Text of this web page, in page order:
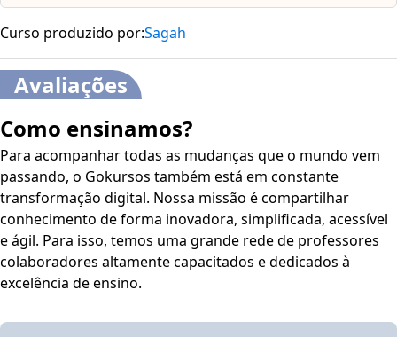
Curso produzido por:Sagah
Avaliações
Como ensinamos?
Para acompanhar todas as mudanças que o mundo vem
passando, o Gokursos também está em constante
transformação digital. Nossa missão é compartilhar
conhecimento de forma inovadora, simplificada, acessível
e ágil. Para isso, temos uma grande rede de professores
colaboradores altamente capacitados e dedicados à
excelência de ensino.